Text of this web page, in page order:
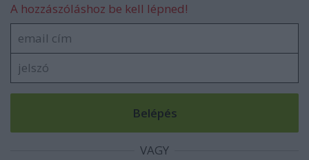
A hozzászóláshoz be kell lépned!
VAGY